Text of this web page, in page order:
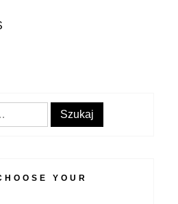
Szukaj
YOUR